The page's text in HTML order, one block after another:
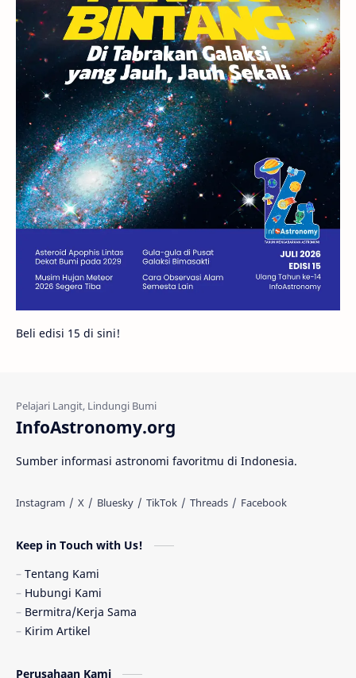
Astrofotografi
Stasiun Luar Angkasa Internasional
Gugus Bintang Menarik Dibaca
Venus Pluto Galaksi Kerdil
Gambar Harian Titan
Bintang Neutron Hubble Tips
Juno Bintang Biner
Fakta Galaksi Spiral
Gerhana Matahari
Quasar
Ulasan
Beli edisi 15 di sini!
InfoAstronomy.org
Sumber informasi astronomi favoritmu di Indonesia.
Keep in Touch with Us!
Tentang Kami
Hubungi Kami
Bermitra/Kerja Sama
Kirim Artikel
Perusahaan Kami